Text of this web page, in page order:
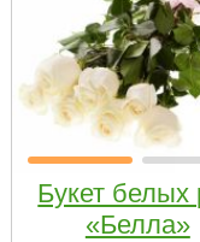
Букет белых
«Белла»